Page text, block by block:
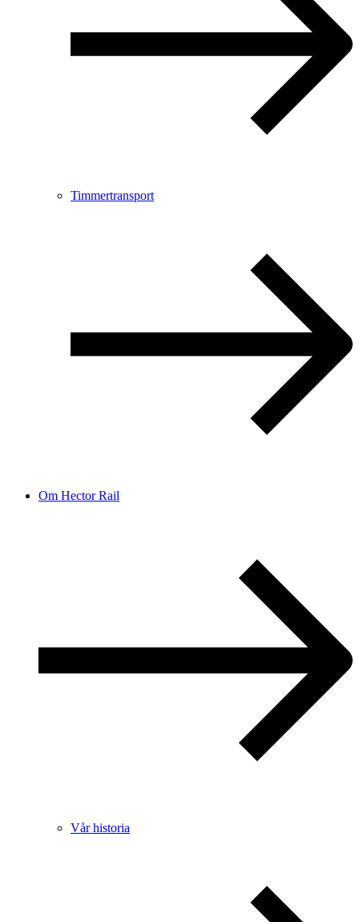
Timmertransport
Om Hector Rail
Vår historia